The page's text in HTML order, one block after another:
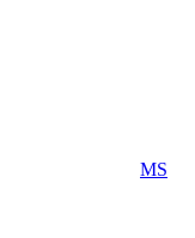
MS